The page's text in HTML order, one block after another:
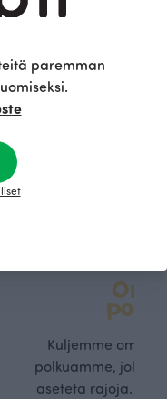
Oma
Kuljemme omaa,
polkuamme, jolla
aseteta rajoja.
paremman